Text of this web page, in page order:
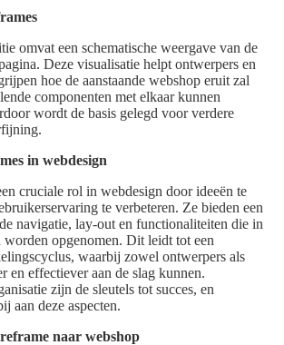
omvat een schematische weergave van de
Deze visualisatie helpt ontwerpers en
hoe de aanstaande webshop eruit zal
componenten met elkaar kunnen
wordt de basis gelegd voor verdere
in webdesign
cruciale rol in webdesign door ideeën te
te verbeteren. Ze bieden een
navigatie, lay-out en functionaliteiten die in
worden opgenomen. Dit leidt tot een
waarbij zowel ontwerpers als
en effectiever aan de slag kunnen.
zijn de sleutels tot succes, en
aan deze aspecten.
naar webshop